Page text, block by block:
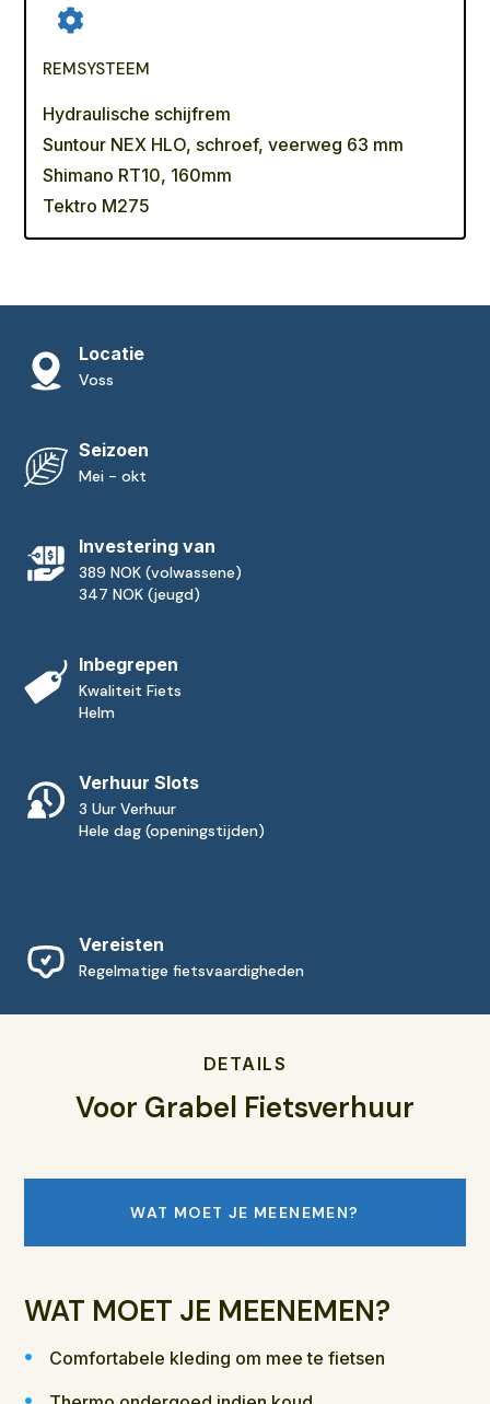
REMSYSTEEM
Hydraulische schijfrem
Suntour NEX HLO, schroef, veerweg 63 mm
Shimano RT10, 160mm
Tektro M275
Locatie
Voss
Seizoen
Mei - okt
Investering van
389 NOK (volwassene)
347 NOK (jeugd)
Inbegrepen
Kwaliteit Fiets
Helm
Verhuur Slots
3 Uur Verhuur
Hele dag (openingstijden)
Vereisten
Regelmatige fietsvaardigheden
DETAILS
Voor Grabel Fietsverhuur
WAT MOET JE MEENEMEN?
WAT MOET JE MEENEMEN?
Comfortabele kleding om mee te fietsen